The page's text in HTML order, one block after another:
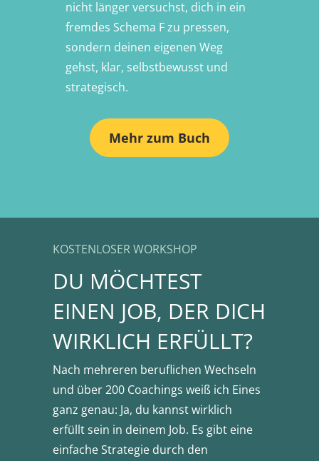
nicht länger versuchst, dich in ein
fremdes Schema F zu pressen,
sondern deinen eigenen Weg
gehst, klar, selbstbewusst und
strategisch.
Mehr zum Buch
KOSTENLOSER WORKSHOP
DU MÖCHTEST
EINEN JOB, DER DICH
WIRKLICH ERFÜLLT?
Nach mehreren beruflichen Wechseln
und über 200 Coachings weiß ich Eines
ganz genau: Ja, du kannst wirklich
erfüllt sein in deinem Job. Es gibt eine
einfache Strategie durch den